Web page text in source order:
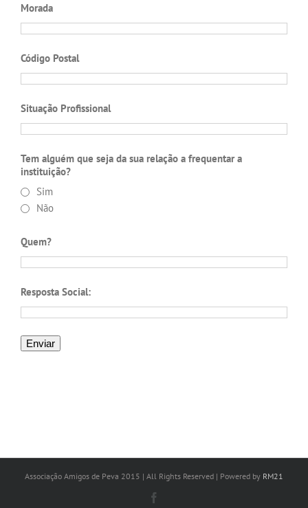
Morada
Código Postal
Situação Profissional
Tem alguém que seja da sua relação a frequentar a
instituição?
Sim
Não
Quem?
Resposta Social:
Associação Amigos de Peva 2015 | All Rights Reserved | Powered by RM21